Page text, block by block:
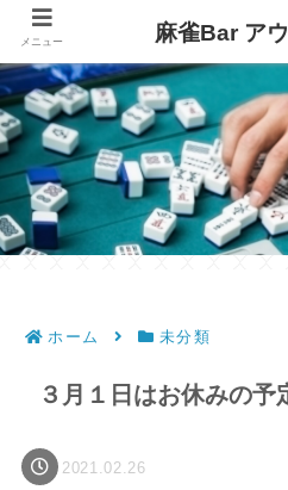
ホーム 未分類
３月１日はお休みの予
2021.02.26
メニュー 麻雀Bar ア